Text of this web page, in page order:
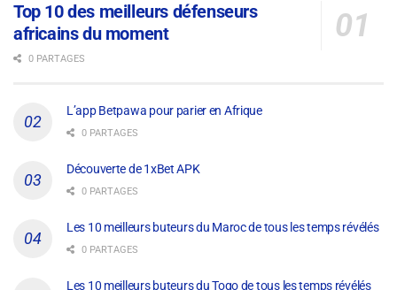
Top 10 des meilleurs défenseurs
africains du moment
0 PARTAGES
L’app Betpawa pour parier en Afrique
0 PARTAGES
Découverte de 1xBet APK
0 PARTAGES
Les 10 meilleurs buteurs du Maroc de tous les temps révélés
0 PARTAGES
Les 10 meilleurs buteurs du Togo de tous les temps révélés